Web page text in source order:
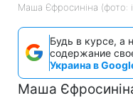
Маша Єфросиніна (фото:
Будь в курсе, а
содержание
Украина в
Маша